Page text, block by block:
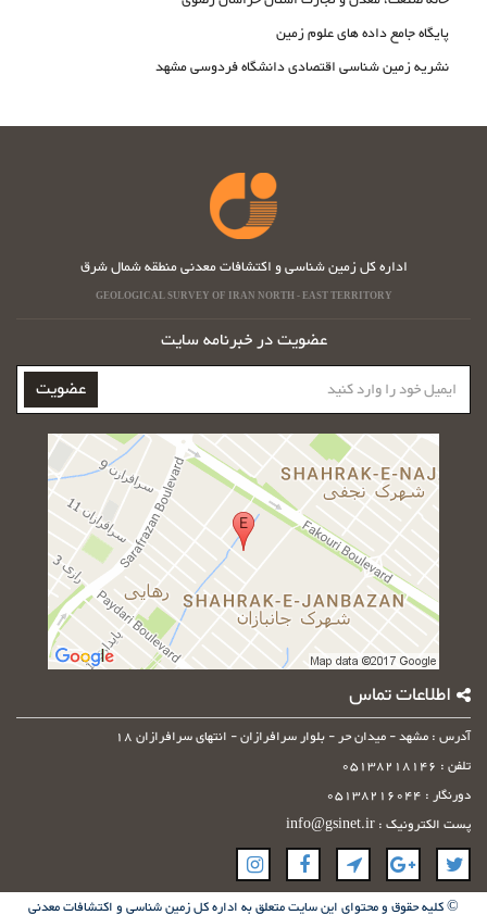
پایگاه جامع داده های علوم زمین
نشریه زمین شناسی اقتصادی دانشگاه فردوسی مشهد
اطلاعات تماس
آدرس : مشهد - میدان حر - بلوار سرافرازان - انتهای سرافرازان 18
تلفن : 05138218146
دورنگار : 05138216044
پست الکترونیک : info@gsinet.ir
اداره کل زمین شناسی و اکتشافات معدنی منطقه شمال شرق
GEOLOGICAL SURVEY OF IRAN NORTH - EAST TERRITORY
عضویت در خبرنامه سایت
ایمیل
خود
را
عضویت
© کلیه حقوق و محتوای این سایت متعلق به اداره کل زمین شناسی و اکتشافات معدنی